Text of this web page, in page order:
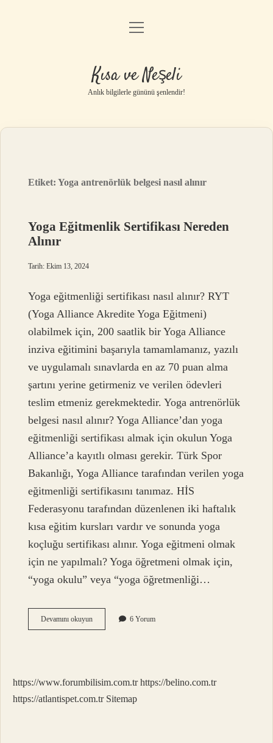
Anasayfa
Yasal Uyarı
menüyü
Kısa ve Neşeli
Anlık bilgilerle gününü şenlendir!
Etiket:Yoga antrenörlük belgesi nasıl alınır
Yoga Eğitmenlik Sertifikası Nereden
Alınır
Tarih: Ekim 13, 2024
Yoga eğitmenliği sertifikası nasıl alınır? RYT
(Yoga Alliance Akredite Yoga Eğitmeni)
olabilmek için, 200 saatlik bir Yoga Alliance
inziva eğitimini başarıyla tamamlamanız, yazılı
ve uygulamalı sınavlarda en az 70 puan alma
şartını yerine getirmeniz ve verilen ödevleri
teslim etmeniz gerekmektedir. Yoga antrenörlük
belgesi nasıl alınır? Yoga Alliance’dan yoga
eğitmenliği sertifikası almak için okulun Yoga
Alliance’a kayıtlı olması gerekir. Türk Spor
Bakanlığı, Yoga Alliance tarafından verilen yoga
eğitmenliği sertifikasını tanımaz. HİS
Federasyonu tarafından düzenlenen iki haftalık
kısa eğitim kursları vardır ve sonunda yoga
koçluğu sertifikası alınır. Yoga eğitmeni olmak
için ne yapılmalı? Yoga öğretmeni olmak için,
“yoga okulu” veya “yoga öğretmenliği…
Devamını okuyunYoga
Eğitmenlik
6 Yorum
https://www.forumbilisim.com.tr https://belino.com.tr
https://atlantispet.com.tr Sitemap